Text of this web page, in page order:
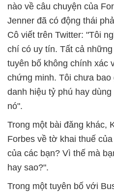
nào về câu chuyện của
Jenner đã có động thái
Cô viết trên Twitter: "Tôi
chí có uy tín. Tất cả
tuyên bố không chính xác
chứng minh. Tôi chưa
danh hiệu tỷ phú hay
nó".
Trong một bài đăng khác,
Forbes về tờ khai thuế
của các bạn? Vì thế mà
hay sao?".
Trong một tuyên bố với